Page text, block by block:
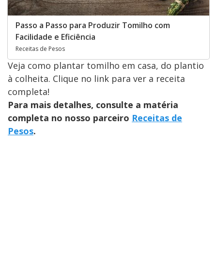
Passo a Passo para Produzir Tomilho com
Facilidade e Eficiência
Receitas de Pesos
Veja como plantar tomilho em casa, do plantio
à colheita. Clique no link para ver a receita
completa!
Para mais detalhes, consulte a matéria
completa no nosso parceiro Receitas de
Pesos.